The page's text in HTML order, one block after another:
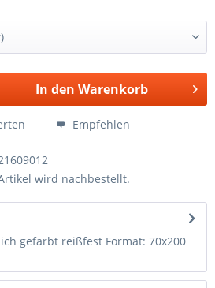
In den Warenkorb
Empfehlen
wird nachbestellt.
gefärbt reißfest Format: 70x200